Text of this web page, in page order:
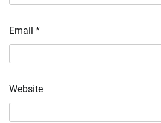
Email *
Website